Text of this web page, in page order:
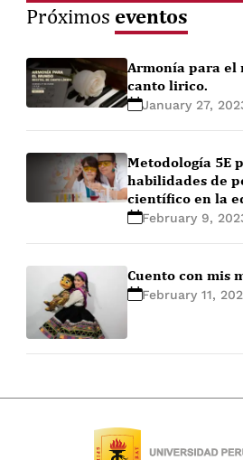
Próximos eventos
Armonía para
canto lirico.
January 27,
Metodología 5E
habilidades de
científico en la
February 9,
Cuento con mis
February 11,